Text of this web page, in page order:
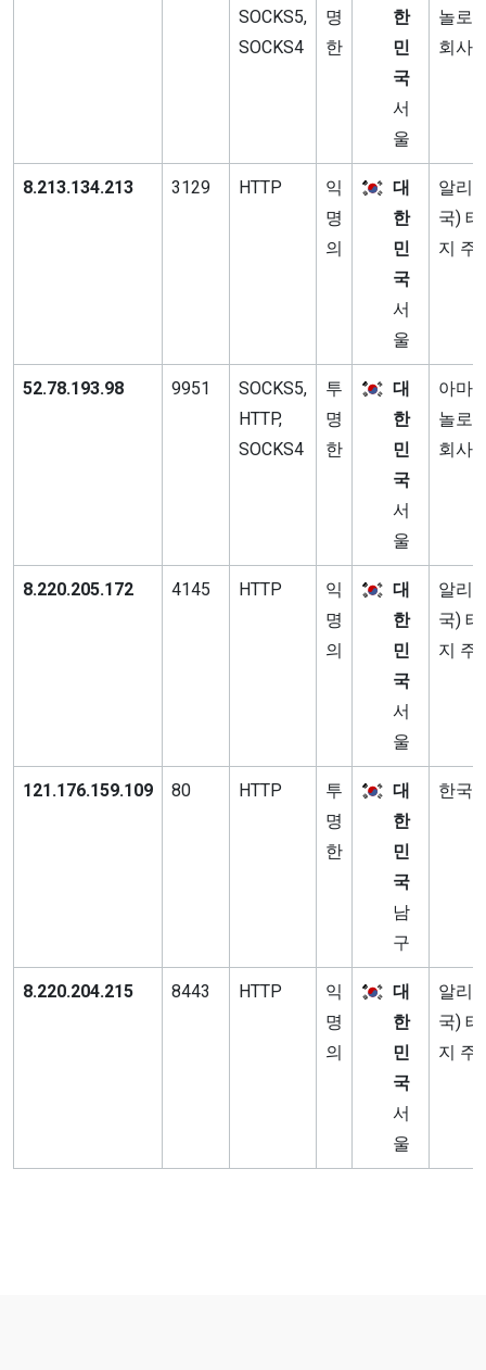
SOCKS5,
SOCKS4
명
한
한
민
국
서
울
놀로
회사
8.213.134.213 3129 HTTP
익
명
의
대
한
민
국
서
울
알리
국)
지 주
52.78.193.98 9951
SOCKS5,
HTTP,
SOCKS4
투
명
한
대
한
민
국
서
울
아마
놀로
회사
8.220.205.172 4145 HTTP
익
명
의
대
한
민
국
서
울
알리
국)
지 주
121.176.159.109 80 HTTP
투
명
한
대
한
민
국
남
구
한국
8.220.204.215 8443 HTTP
익
명
의
대
한
민
국
서
울
알리
국)
지 주